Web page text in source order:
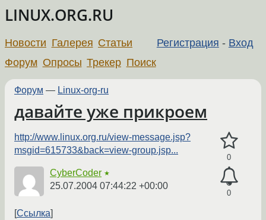
LINUX.ORG.RU
Регистрация - Вход
Новости Галерея Статьи
Форум Опросы Трекер Поиск
Форум — Linux-org-ru
давайте уже прикроем
0
0
http://www.linux.org.ru/view-message.jsp?
msgid=615733&back=view-group.jsp...
CyberCoder ★
25.07.2004 07:44:22 +00:00
Ссылка